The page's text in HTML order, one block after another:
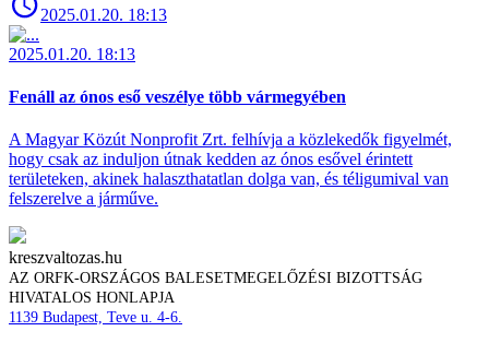
2025.01.20. 18:13
2025.01.20. 18:13
Fenáll az ónos eső veszélye több vármegyében
A Magyar Közút Nonprofit Zrt. felhívja a közlekedők figyelmét,
hogy csak az induljon útnak kedden az ónos esővel érintett
területeken, akinek halaszthatatlan dolga van, és téligumival van
felszerelve a járműve.
kreszvaltozas.hu
AZ ORFK-ORSZÁGOS BALESETMEGELŐZÉSI BIZOTTSÁG
HIVATALOS HONLAPJA
1139 Budapest, Teve u. 4-6.